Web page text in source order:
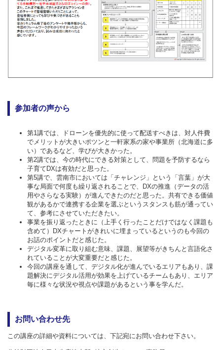
参加者の声から
第1講では、ドローンを優先的に使って配送すべきは、対人件費
でメリットが大きいポツンと一軒家系の家や事業所（北海道に多
い）であるなど、学びが大きかった。
第2講では、今の時代にできる対策として、問題を予防するなら
子育てDXは有効だと思った。
第5講で、雲南市においては「チャレンジ」という「言葉」が大
事な局面で何度も繰り返されることで、DXの推進（データの活
用やさらなる実験）が進んできたのだと思った。共有できる価値
観があるかで連携する企業を選ぶというスタンスも筋が通ってい
て、参考にさせていただきたい。
事業を振り返ったときに（上手く行ったことだけではなく課題も
含めて）DXチャートがきれいに埋まっているというのも今回の
お話のポイントだと感じた。
デジタル変革に取り組む意味、課題、展望等がきちんと言語化さ
れていることが大変重要だと感じた。
今回の講座を通して、デジタル化が進んでいるエリアもあり、課
題解決にデジタル活用が効果を上げているチームもあり、エリア
毎に様々な状況や視点や課題があるという事を学んだ。
お問い合わせ先
この講座の詳細や資料については、下記宛にお問い合わせ下さい。